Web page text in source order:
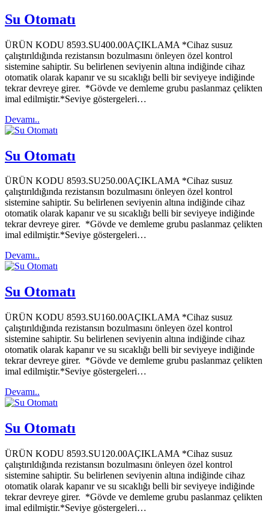
Su Otomatı
ÜRÜN KODU 8593.SU400.00AÇIKLAMA *Cihaz susuz
çalıştırıldığında rezistansın bozulmasını önleyen özel kontrol
sistemine sahiptir. Su belirlenen seviyenin altına indiğinde cihaz
otomatik olarak kapanır ve su sıcaklığı belli bir seviyeye indiğinde
tekrar devreye girer. *Gövde ve demleme grubu paslanmaz çelikten
imal edilmiştir.*Seviye göstergeleri…
Devamı..
Su Otomatı
ÜRÜN KODU 8593.SU250.00AÇIKLAMA *Cihaz susuz
çalıştırıldığında rezistansın bozulmasını önleyen özel kontrol
sistemine sahiptir. Su belirlenen seviyenin altına indiğinde cihaz
otomatik olarak kapanır ve su sıcaklığı belli bir seviyeye indiğinde
tekrar devreye girer. *Gövde ve demleme grubu paslanmaz çelikten
imal edilmiştir.*Seviye göstergeleri…
Devamı..
Su Otomatı
ÜRÜN KODU 8593.SU160.00AÇIKLAMA *Cihaz susuz
çalıştırıldığında rezistansın bozulmasını önleyen özel kontrol
sistemine sahiptir. Su belirlenen seviyenin altına indiğinde cihaz
otomatik olarak kapanır ve su sıcaklığı belli bir seviyeye indiğinde
tekrar devreye girer. *Gövde ve demleme grubu paslanmaz çelikten
imal edilmiştir.*Seviye göstergeleri…
Devamı..
Su Otomatı
ÜRÜN KODU 8593.SU120.00AÇIKLAMA *Cihaz susuz
çalıştırıldığında rezistansın bozulmasını önleyen özel kontrol
sistemine sahiptir. Su belirlenen seviyenin altına indiğinde cihaz
otomatik olarak kapanır ve su sıcaklığı belli bir seviyeye indiğinde
tekrar devreye girer. *Gövde ve demleme grubu paslanmaz çelikten
imal edilmiştir.*Seviye göstergeleri…